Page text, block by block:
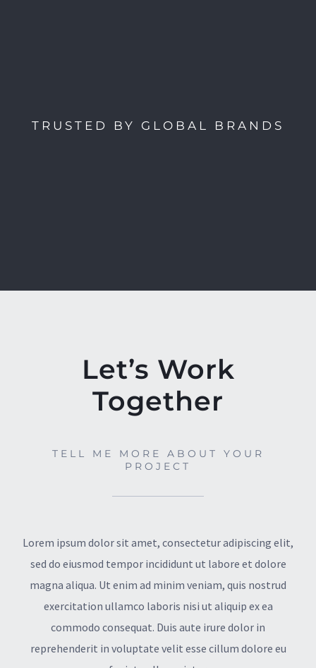
TRUSTED BY GLOBAL BRANDS
Let’s Work
Together
TELL ME MORE ABOUT YOUR
PROJECT
Lorem ipsum dolor sit amet, consectetur adipiscing elit,
sed do eiusmod tempor incididunt ut labore et dolore
magna aliqua. Ut enim ad minim veniam, quis nostrud
exercitation ullamco laboris nisi ut aliquip ex ea
commodo consequat. Duis aute irure dolor in
reprehenderit in voluptate velit esse cillum dolore eu